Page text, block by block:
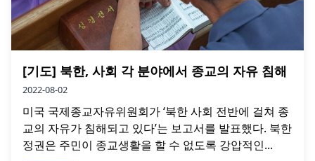
[기도] 북한, 사회 각 분야에서 종교의 자유 침해
2022-08-02
미국 국제종교자유위원회가 ‘북한 사회 전반에 걸쳐 종
교의 자유가 침해되고 있다’는 보고서를 발표했다. 북한
정권은 주민이 종교생활을 할 수 없도록 강압적인...